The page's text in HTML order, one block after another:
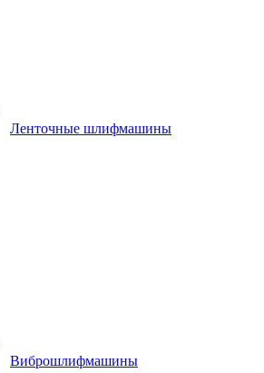
Ленточные шлифмашины
Виброшлифмашины